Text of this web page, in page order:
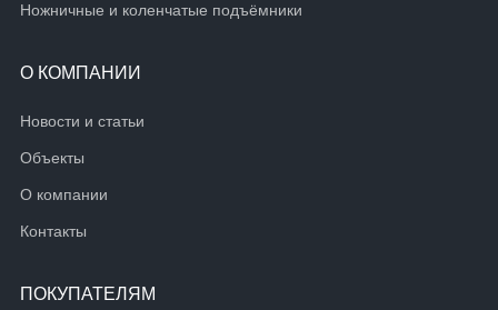
Ножничные и коленчатые подъёмники
О КОМПАНИИ
Новости и статьи
Объекты
О компании
Контакты
ПОКУПАТЕЛЯМ